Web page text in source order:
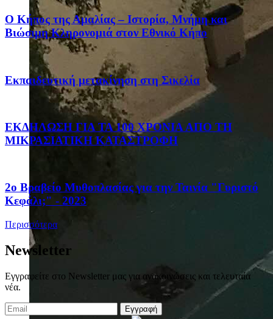
Ο Κήπος της Αμαλίας – Ιστορία, Μνήμη και
Βιώσιμη Κληρονομιά στον Εθνικό Κήπο
Eκπαιδευτική μετακίνηση στη Σικελία
ΕΚΔΗΛΩΣΗ ΓΙΑ ΤΑ 100 ΧΡΟΝΙΑ ΑΠΟ ΤΗ
ΜΙΚΡΑΣΙΑΤΙΚΗ ΚΑΤΑΣΤΡΟΦΗ
2ο Βραβείο Μυθοπλασίας για την Ταινία "Γυριστό
Κεφάλι;" - 2023
Περισσότερα
Newsletter
Εγγραφείτε στο Newsletter μας για ανακοινώσεις και τελευταία
νέα.
Εγγραφή